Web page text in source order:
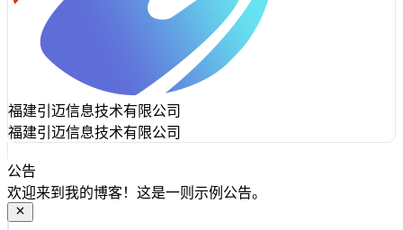
福建引迈信息技术有限公司
福建引迈信息技术有限公司
公告
欢迎来到我的博客！这是一则示例公告。